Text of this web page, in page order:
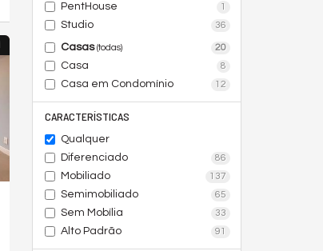
PentHouse 1
Studio 36
Casas(todas) 20
Casa 8
Casa em Condomínio 12
CARACTERÍSTICAS
Qualquer
Diferenciado
86
Mobiliado 137
Semimobiliado 65
Sem Mobília 33
Alto Padrão 91